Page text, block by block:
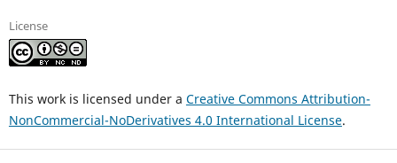
License
This work is licensed under a Creative Commons Attribution-
NonCommercial-NoDerivatives 4.0 International License.